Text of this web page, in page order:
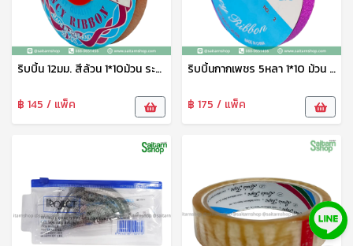
ริบบิ้น 12มม. สีล้วน 1*10ม้วน ระฆังทอง
฿ 145 / แพ็ค
ริบบิ้นกากเพชร 5หลา 1*10 ม้วน ระฆังทอง
฿ 175 / แพ็ค